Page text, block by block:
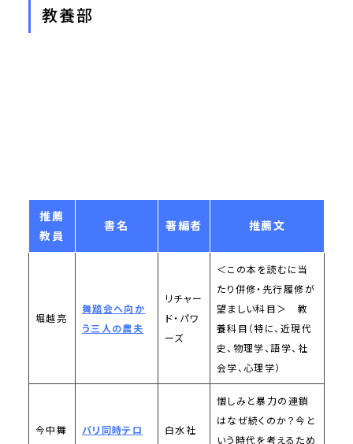
教養部
推薦
教員
書名 著編者 推薦文
堀越亮
舞踏会へ向か
う三人の農夫
リチャー
ド・パワ
ーズ
＜この本を読むに当
たり併修・先行履修が
望ましい科目＞ 教
養科目（特に、近現代
史、物理学、語学、社
会学、心理学）
今中舞
パリ同時テロ
白水社
憎しみと暴力の連鎖
はなぜ続くのか？今と
いう時代を考えるため